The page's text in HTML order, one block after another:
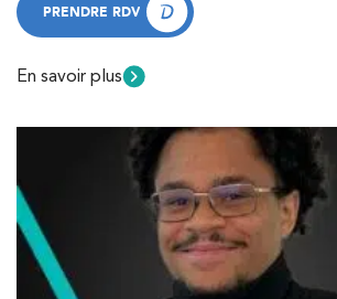
PRENDRE RDV
En savoir plus